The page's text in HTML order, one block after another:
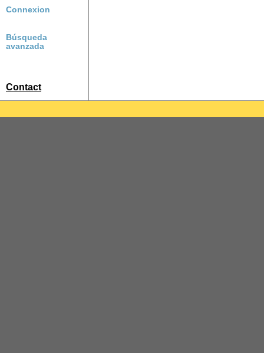
Connexion
Búsqueda
avanzada
Contact